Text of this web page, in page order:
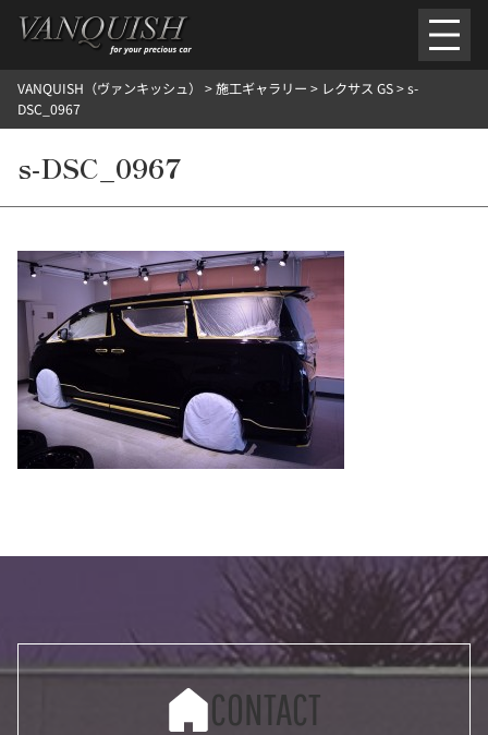
を
ごあいさつ 会社案内施工環境紹介所在地
ご提供メニュー
外装のガラスコーティング施工料金
ヘッドライトクリーニング施工料金
樹脂・メッシュパーツコーティング施工料金
施工ギャラリー
PICKUP NOSTALGIC
お客さまの声お問い合わせ施工のご予約
VANQUISH（ヴァンキッシュ） >施工ギャラリー > レクサス GS>s-
DSC_0967
s-DSC_0967
CONTACT